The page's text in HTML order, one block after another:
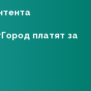
платят за